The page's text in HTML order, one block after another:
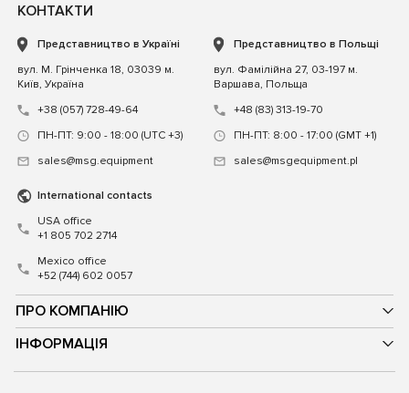
ПРО КОМПАНІЮ
ІНФОРМАЦІЯ
КОНТАКТИ
Представництво в Україні
вул. М. Грінченка 18, 03039 м.
Київ, Україна
+38 (057) 728-49-64
ПН-ПТ: 9:00 - 18:00 (UTC +3)
sales@msg.equipment
Представництво в Польщі
вул. Фамілійна 27, 03-197 м.
Варшава, Польща
+48 (83) 313-19-70
ПН-ПТ: 8:00 - 17:00 (GMT +1)
sales@msgequipment.pl
International contacts
USA office
+1 805 702 2714
Mexico office
+52 (744) 602 0057